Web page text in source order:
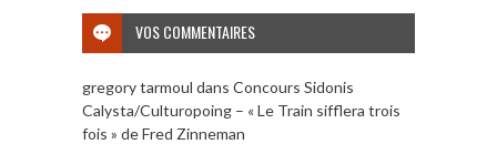
VOS COMMENTAIRES
gregory tarmoul dans Concours Sidonis
Calysta/Culturopoing – « Le Train sifflera trois
fois » de Fred Zinneman